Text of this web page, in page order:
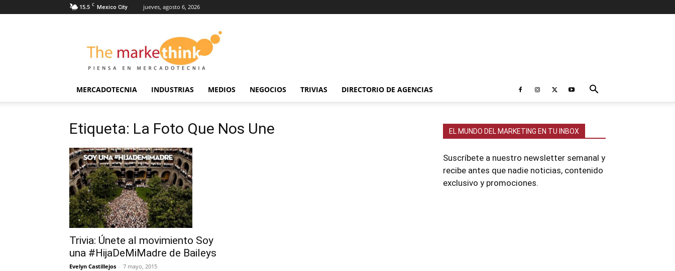
15.5 C Mexico City jueves, agosto 6, 2026
Markethink
MERCADOTECNIA INDUSTRIAS MEDIOS NEGOCIOS TRIVIAS DIRECTORIO DE AGENCIAS
Etiqueta: La Foto Que Nos Une
Trivia: Únete al movimiento Soy
una #HijaDeMiMadre de Baileys
Evelyn Castillejos - 7 mayo, 2015
EL MUNDO DEL MARKETING EN TU INBOX
Suscríbete a nuestro newsletter semanal y
recibe antes que nadie noticias, contenido
exclusivo y promociones.